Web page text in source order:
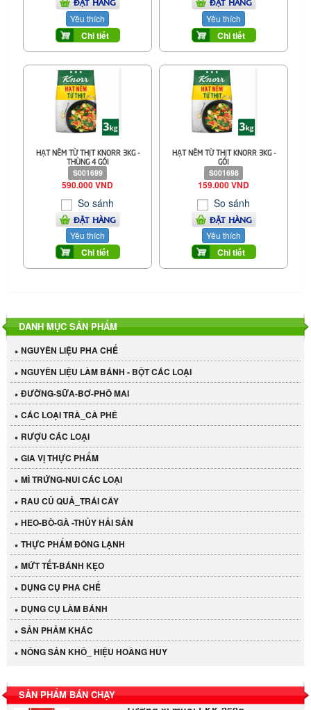
ĐẶT HÀNG
Yêu thích
Chi tiết
ĐẶT HÀNG
Yêu thích
Chi tiết
HẠT NÊM TỪ THỊT KNORR 3KG -
THÙNG 4 GÓI
S001699
590.000 VND
So sánh
ĐẶT HÀNG
Yêu thích
Chi tiết
HẠT NÊM TỪ THỊT KNORR 3KG -
GÓI
S001698
159.000 VND
So sánh
ĐẶT HÀNG
Yêu thích
Chi tiết
DANH MỤC SẢN PHẨM
NGUYÊN LIỆU PHA CHẾ
NGUYÊN LIỆU LÀM BÁNH - BỘT CÁC LOẠI
ĐƯỜNG-SỮA-BƠ-PHÔ MAI
CÁC LOẠI TRÀ_CÀ PHÊ
RƯỢU CÁC LOẠI
GIA VỊ THỰC PHẨM
MÌ TRỨNG-NUI CÁC LOẠI
RAU CỦ QUẢ_TRÁI CÂY
HEO-BÒ-GÀ -THỦY HẢI SẢN
THỰC PHẨM ĐÔNG LẠNH
MỨT TẾT-BÁNH KẸO
DỤNG CỤ PHA CHẾ
DỤNG CỤ LÀM BÁNH
SẢN PHẢM KHÁC
NÔNG SẢN KHÔ_ HIỆU HOÀNG HUY
SẢN PHẨM BÁN CHẠY
LỐC 12 HỦ Tương xí muội LKK 260g
Tương xí muội LKK 260g